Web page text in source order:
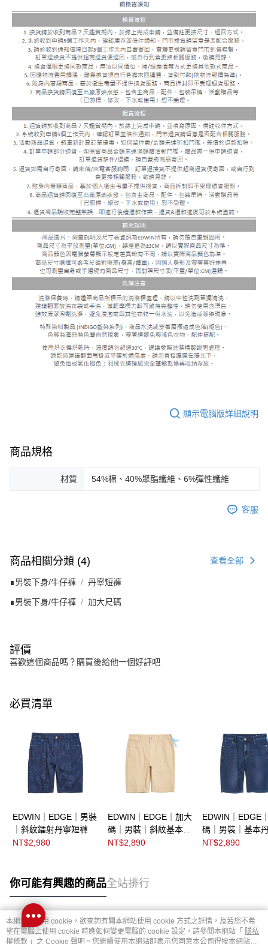
顯示電腦版詳細說明
商品規格
材質 54%棉、40%聚酯纖維、6%彈性纖維
客服
商品相關分類 (4) 查看全部
∎男裝下身/牛仔褲 丹寧短褲
∎男裝下身/牛仔褲 加大尺碼
評價
喜歡這個商品嗎？購買後給他一個好評吧
必買清單
EDWIN｜EDGE｜男裝
｜斜紋鐳射丹寧短褲
NT$2,980
EDWIN｜EDGE｜加大
碼｜男裝｜斜紋基本色
丹寧短褲
NT$2,890
EDWIN｜EDGE
碼｜男裝｜基本
褲
NT$2,890
你可能有興趣的商品全站排行
熱門標籤
本網站中使用 cookie，欲查詢有關本網站使用 cookie 方式之詳情，及若您不希
望在電腦上使用 cookie 時應如何變更電腦的 cookie 設定，請參閱本網站「 隱私
權條款 」之 Cookie 聲明。您繼續使用本網站即表示您同意本公司得按本網站使